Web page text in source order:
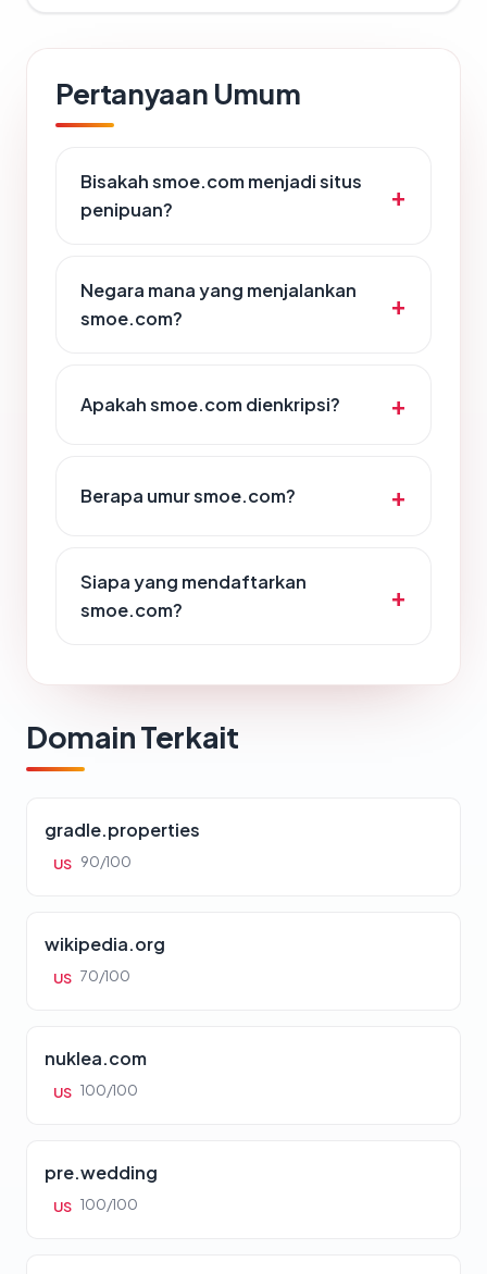
Pertanyaan Umum
Bisakah smoe.com menjadi situs
penipuan?
Negara mana yang menjalankan
smoe.com?
Apakah smoe.com dienkripsi?
Berapa umur smoe.com?
Siapa yang mendaftarkan
smoe.com?
Domain Terkait
gradle.properties
US 90/100
wikipedia.org
US 70/100
nuklea.com
US 100/100
pre.wedding
US 100/100